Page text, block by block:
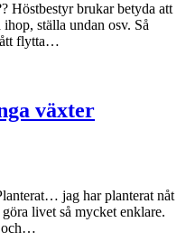
Höstbestyr brukar betyda att
ställa undan osv. Så
flytta…
växter
jag har planterat nåt
livet så mycket enklare.
och…